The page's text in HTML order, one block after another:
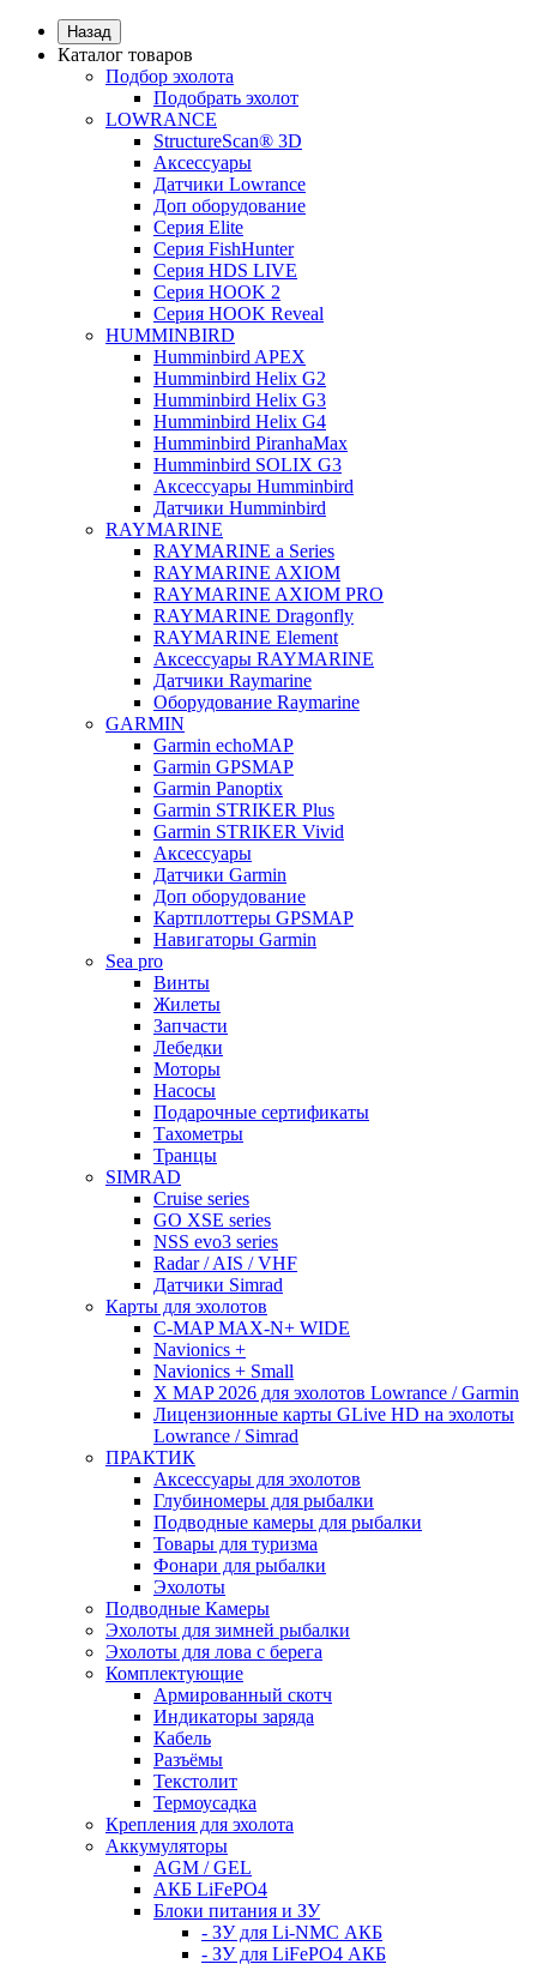
Назад
Каталог товаров
Подбор эхолота
Подобрать эхолот
LOWRANCE
StructureScan® 3D
Аксессуары
Датчики Lowrance
Доп оборудование
Серия Elite
Серия FishHunter
Серия HDS LIVE
Серия HOOK 2
Серия HOOK Reveal
HUMMINBIRD
Humminbird APEX
Humminbird Helix G2
Humminbird Helix G3
Humminbird Helix G4
Humminbird PiranhaMax
Humminbird SOLIX G3
Аксессуары Humminbird
Датчики Humminbird
RAYMARINE
RAYMARINE a Series
RAYMARINE AXIOM
RAYMARINE AXIOM PRO
RAYMARINE Dragonfly
RAYMARINE Element
Аксессуары RAYMARINE
Датчики Raymarine
Оборудование Raymarine
GARMIN
Garmin echoMAP
Garmin GPSMAP
Garmin Panoptix
Garmin STRIKER Plus
Garmin STRIKER Vivid
Аксессуары
Датчики Garmin
Доп оборудование
Картплоттеры GPSMAP
Навигаторы Garmin
Sea pro
Винты
Жилеты
Запчасти
Лебедки
Моторы
Насосы
Подарочные сертификаты
Тахометры
Транцы
SIMRAD
Cruise series
GO XSE series
NSS evo3 series
Radar / AIS / VHF
Датчики Simrad
Карты для эхолотов
C-MAP MAX-N+ WIDE
Navionics +
Navionics + Small
X MAP 2026 для эхолотов Lowrance / Garmin
Лицензионные карты GLive HD на эхолоты
Lowrance / Simrad
ПРАКТИК
Аксессуары для эхолотов
Глубиномеры для рыбалки
Подводные камеры для рыбалки
Товары для туризма
Фонари для рыбалки
Эхолоты
Подводные Камеры
Эхолоты для зимней рыбалки
Эхолоты для лова с берега
Комплектующие
Армированный скотч
Индикаторы заряда
Кабель
Разъёмы
Текстолит
Термоусадка
Крепления для эхолота
Аккумуляторы
AGM / GEL
АКБ LiFePO4
Блоки питания и ЗУ
- ЗУ для Li-NMC АКБ
- ЗУ для LiFePO4 АКБ